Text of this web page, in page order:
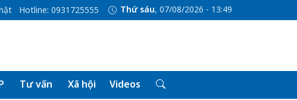
Hotline: 0931725555 Thứ sáu, 07/08/2026 - 13:49
Tư vấn Xã hội Videos